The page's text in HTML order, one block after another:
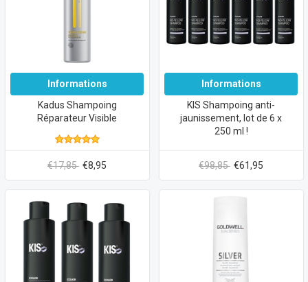
Informations
Kadus Shampoing
Réparateur Visible
€17,85 €8,95
Informations
KIS Shampoing anti-
jaunissement, lot de 6 x
250 ml !
€98,85 €61,95